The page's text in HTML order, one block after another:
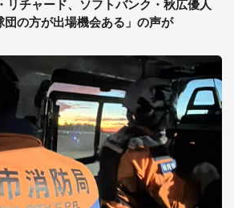
リチャード、ソフトバンク・秋広優人
の方が出場機会ある」の声が